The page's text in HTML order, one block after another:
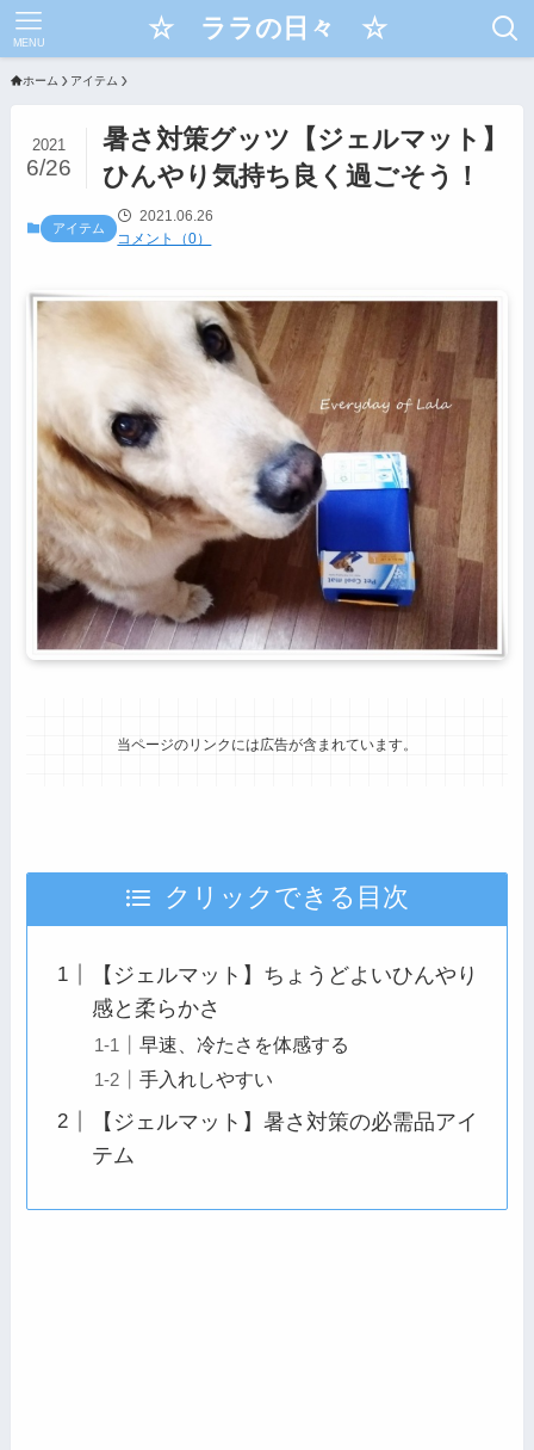
☆ ララの日々 ☆
MENU
ホーム アイテム
暑さ対策グッツ【ジェルマット】
ひんやり気持ち良く過ごそう！
2021
6/26
アイテム
2021.06.26
コメント（0）
当ページのリンクには広告が含まれています。
クリックできる目次
【ジェルマット】ちょうどよいひんやり
感と柔らかさ
早速、冷たさを体感する
手入れしやすい
【ジェルマット】暑さ対策の必需品アイ
テム